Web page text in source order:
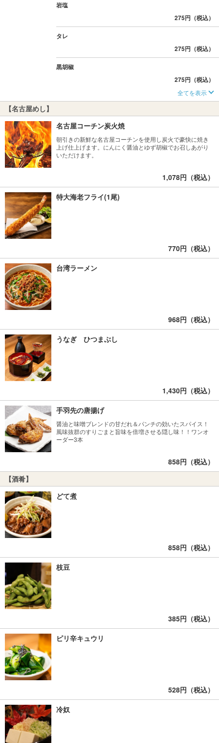
岩塩
275円（税込）
タレ
275円（税込）
黒胡椒
275円（税込）
全てを表示
【名古屋めし】
名古屋コーチン炭火焼
朝引きの新鮮な名古屋コーチンを使用し炭火で豪快に焼き
上げ仕上げます。にんにく醤油とゆず胡椒でお召しあがり
いただけます。
1,078円（税込）
特大海老フライ(1尾)
770円（税込）
台湾ラーメン
968円（税込）
うなぎ ひつまぶし
1,430円（税込）
手羽先の唐揚げ
醤油と味噌ブレンドの甘だれ＆パンチの効いたスパイス！
風味抜群のすりごまと旨味を倍増させる隠し味！！ワンオ
ーダー3本
858円（税込）
【酒肴】
どて煮
858円（税込）
枝豆
385円（税込）
ピリ辛キュウリ
528円（税込）
冷奴